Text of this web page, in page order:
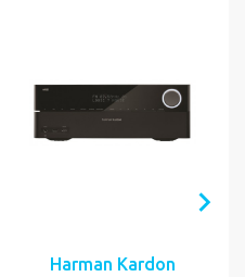
Harman Kardon